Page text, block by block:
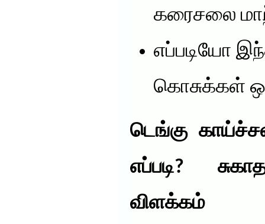
கரைசலை
எப்படியோ
கொசுக்கள்
டெங்கு
எப்படி?
விளக்கம்